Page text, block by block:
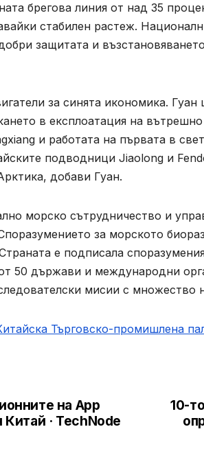
брегова линия от над 35
стабилен растеж.
защитата и
за синята икономика.
в експлоатация на
и работата на първата в
подводници Jiaolong и
добави Гуан.
морско сътрудничество и
за морското
е подписала
50 държави и международни
мисии с множество
Търговско-промишлена
10-
на App
· TechNode